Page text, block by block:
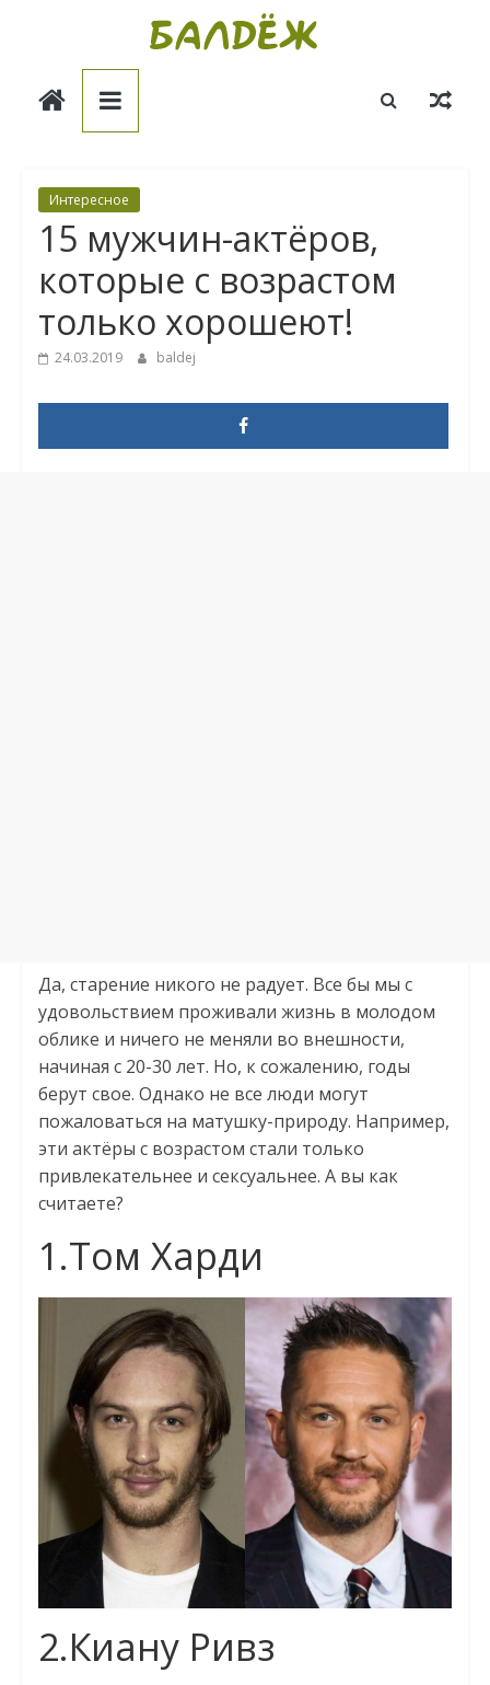
Балдёж
Интересное
15 мужчин-актёров,
которые с возрастом
только хорошеют!
24.03.2019 baldej
Да, старение никого не радует. Все бы мы с
удовольствием проживали жизнь в молодом
облике и ничего не меняли во внешности,
начиная с 20-30 лет. Но, к сожалению, годы
берут свое. Однако не все люди могут
пожаловаться на матушку-природу. Например,
эти актёры с возрастом стали только
привлекательнее и сексуальнее. А вы как
считаете?
1.Том Харди
2.Киану Ривз